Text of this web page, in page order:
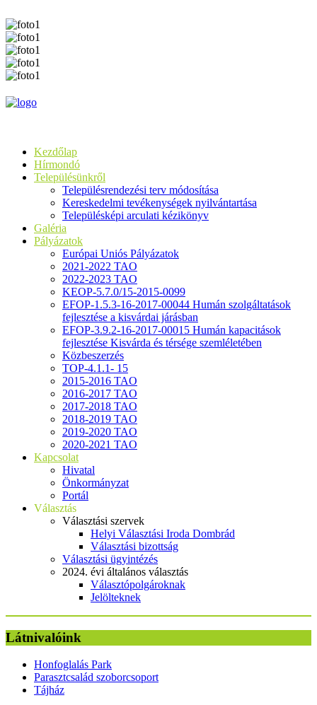
Kezdőlap
Hírmondó
Településünkről
Településrendezési terv módosítása
Kereskedelmi tevékenységek nyilvántartása
Településképi arculati kézikönyv
Galéria
Pályázatok
Európai Uniós Pályázatok
2021-2022 TAO
2022-2023 TAO
KEOP-5.7.0/15-2015-0099
EFOP-1.5.3-16-2017-00044 Humán szolgáltatások
fejlesztése a kisvárdai járásban
EFOP-3.9.2-16-2017-00015 Humán kapacitások
fejlesztése Kisvárda és térsége szemléletében
Közbeszerzés
TOP-4.1.1- 15
2015-2016 TAO
2016-2017 TAO
2017-2018 TAO
2018-2019 TAO
2019-2020 TAO
2020-2021 TAO
Kapcsolat
Hivatal
Önkormányzat
Portál
Választás
Választási szervek
Helyi Választási Iroda Dombrád
Választási bizottság
Választási ügyintézés
2024. évi általános választás
Választópolgároknak
Jelölteknek
Látnivalóink
Honfoglalás Park
Parasztcsalád szoborcsoport
Tájház